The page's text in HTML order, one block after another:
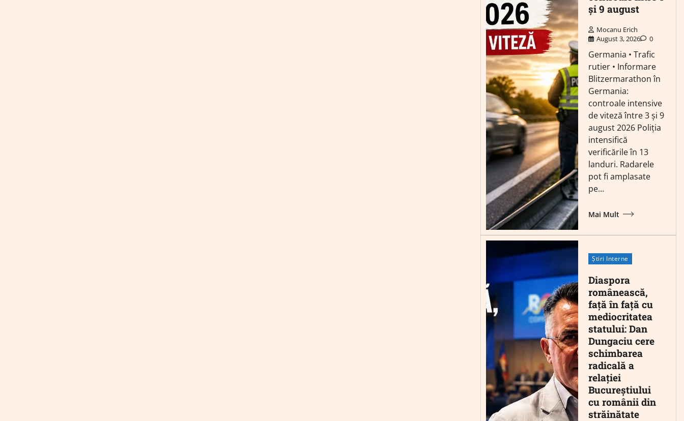
și 9 august
Mocanu Erich
August 3, 2026
0
Germania • Trafic
rutier • Informare
Blitzermarathon în
Germania:
controale intensive
de viteză între 3 și 9
august 2026 Poliția
intensifică
verificările în 13
landuri. Radarele
pot fi amplasate
pe…
Mai Mult
Știri Interne
Diaspora
românească,
față în față cu
mediocritatea
statului: Dan
Dungaciu cere
schimbarea
radicală a
relației
Bucureștiului
cu românii din
străinătate